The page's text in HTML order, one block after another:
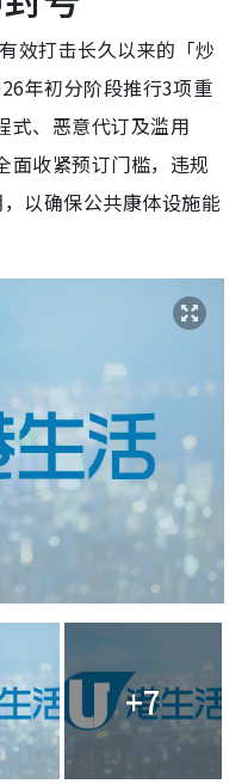
效打击长久以来的「炒
年初分阶段推行3项重
式、恶意代订及滥用
面收紧预订门槛，违规
以确保公共康体设施能
+7